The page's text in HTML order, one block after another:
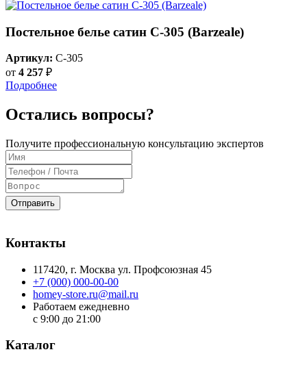
Постельное белье сатин С-305 (Barzeale)
Артикул: C-305
от 4 257 ₽
Подробнее
Остались вопросы?
Получите профессиональную консультацию экспертов
Отправить
Контакты
117420, г. Москва ул. Профсоюзная 45
+7 (000) 000-00-00
homey-store.ru@mail.ru
Работаем ежедневно
с 9:00 до 21:00
Каталог